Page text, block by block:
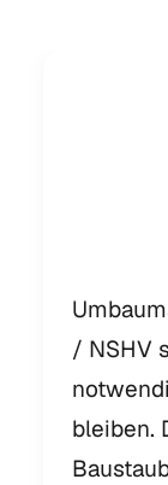
/ NSHV
bleiben.